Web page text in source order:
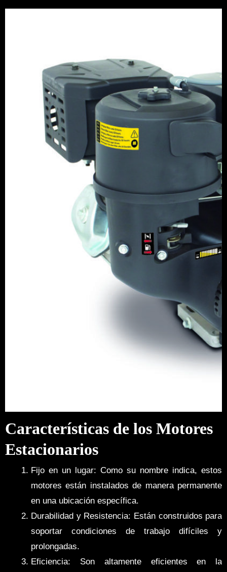
Características de los Motores
Estacionarios
Fijo en un lugar: Como su nombre indica, estos
motores están instalados de manera permanente
en una ubicación específica.
Durabilidad y Resistencia: Están construidos para
soportar condiciones de trabajo difíciles y
prolongadas.
Eficiencia: Son altamente eficientes en la